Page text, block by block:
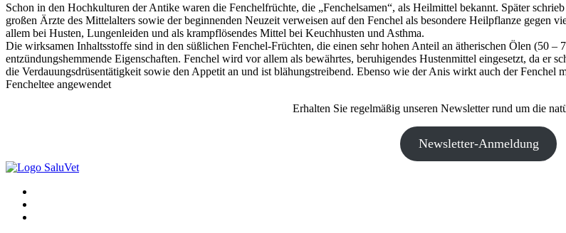
Schon in den Hochkulturen der Antike waren die Fenchelfrüchte, die „Fenchelsamen“, als Heilmittel bekannt. Später
großen Ärzte des Mittelalters sowie der beginnenden Neuzeit verweisen auf den Fenchel als besondere Heilpflanze gegen
allem bei Husten, Lungenleiden und als krampflösendes Mittel bei Keuchhusten und Asthma.
Die wirksamen Inhaltsstoffe sind in den süßlichen Fenchel-Früchten, die einen sehr hohen Anteil an ätherischen Ölen (50
entzündungshemmende Eigenschaften. Fenchel wird vor allem als bewährtes, beruhigendes Hustenmittel eingesetzt, da
die Verdauungsdrüsentätigkeit sowie den Appetit an und ist blähungstreibend. Ebenso wie der Anis wirkt auch der
Fencheltee angewendet
Erhalten Sie regelmäßig unseren Newsletter rund um die
Newsletter-Anmeldung